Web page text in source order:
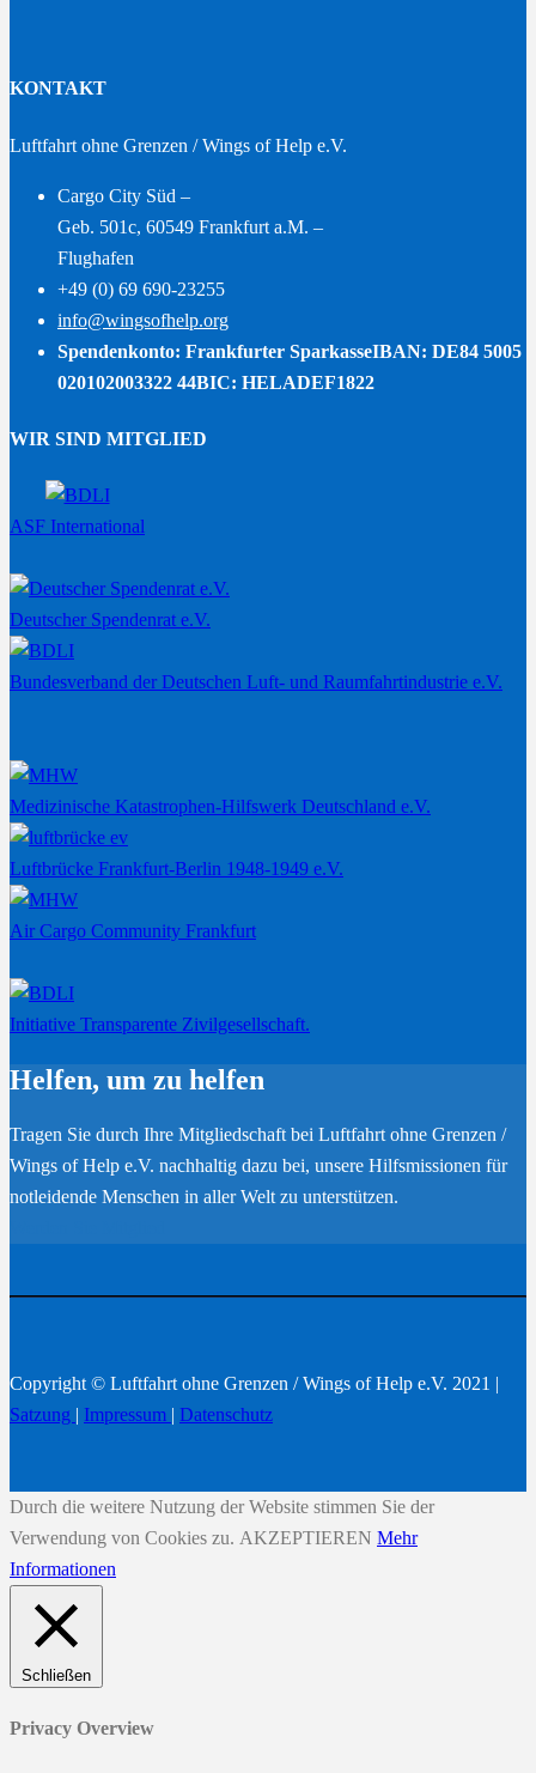
KONTAKT
Luftfahrt ohne Grenzen / Wings of Help e.V.
Cargo City Süd –
Geb. 501c, 60549 Frankfurt a.M. –
Flughafen
+49 (0) 69 690-23255
info@wingsofhelp.org
Spendenkonto: Frankfurter SparkasseIBAN: DE84 5005
020102003322 44BIC: HELADEF1822
WIR SIND MITGLIED
ASF International
Deutscher Spendenrat e.V.
Bundesverband der Deutschen Luft- und Raumfahrtindustrie e.V.
Medizinische Katastrophen-Hilfswerk Deutschland e.V.
Luftbrücke Frankfurt-Berlin 1948-1949 e.V.
Air Cargo Community Frankfurt
Initiative Transparente Zivilgesellschaft.
Helfen, um zu helfen
Tragen Sie durch Ihre Mitgliedschaft bei Luftfahrt ohne Grenzen /
Wings of Help e.V. nachhaltig dazu bei, unsere Hilfsmissionen für
notleidende Menschen in aller Welt zu unterstützen.
Copyright © Luftfahrt ohne Grenzen / Wings of Help e.V. 2021 |
Satzung | Impressum | Datenschutz
Durch die weitere Nutzung der Website stimmen Sie der
Verwendung von Cookies zu. AKZEPTIEREN Mehr
Informationen
Schließen
Privacy Overview